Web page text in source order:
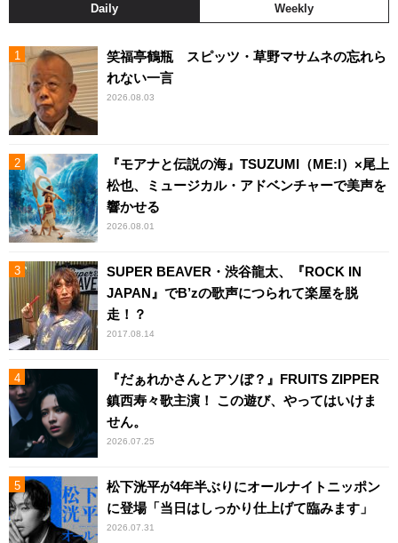
Daily Weekly
笑福亭鶴瓶 スピッツ・草野マサムネの忘れら
れない一言
2026.08.03
『モアナと伝説の海』TSUZUMI（ME:I）×尾上
松也、ミュージカル・アドベンチャーで美声を
響かせる
2026.08.01
SUPER BEAVER・渋谷龍太、『ROCK IN
JAPAN』でB’zの歌声につられて楽屋を脱
走！？
2017.08.14
『だぁれかさんとアソぼ？』FRUITS ZIPPER
鎮西寿々歌主演！ この遊び、やってはいけま
せん。
2026.07.25
松下洸平が4年半ぶりにオールナイトニッポン
に登場「当日はしっかり仕上げて臨みます」
2026.07.31